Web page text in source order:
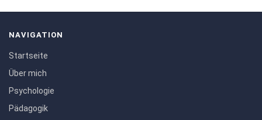
NAVIGATION
Startseite
Über mich
Psychologie
Pädagogik